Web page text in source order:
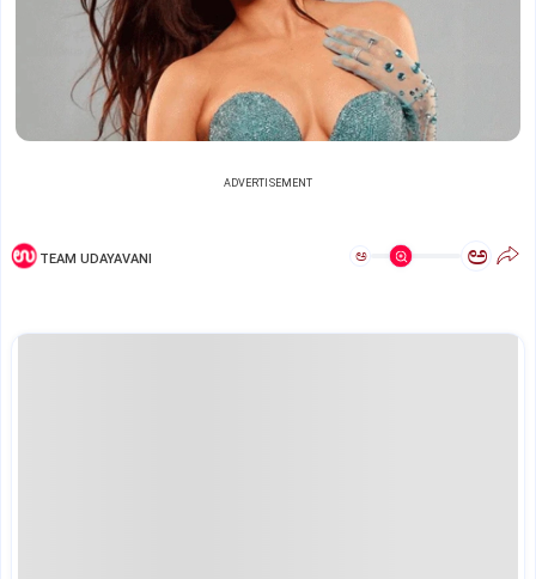
ADVERTISEMENT
TEAM UDAYAVANI ಅ ಅ